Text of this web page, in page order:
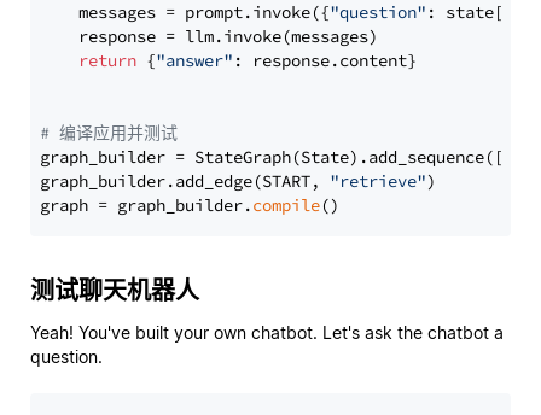
    messages = prompt.invoke({
"question" : state[
    response = llm.invoke(messages)
return {"answer" : response.content}
# 编译应用并测试
graph_builder =
graph_builder.add_edge(START, "retrieve")
graph = graph_builder.compile
测试聊天机器人
Yeah! You've built your own chatbot. Let's ask the chatbot a
question.